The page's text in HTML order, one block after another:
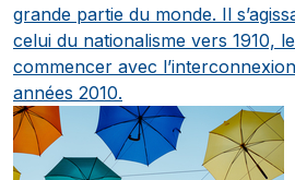
grande partie du monde. Il
celui du nationalisme vers 1910,
commencer avec
années 2010.